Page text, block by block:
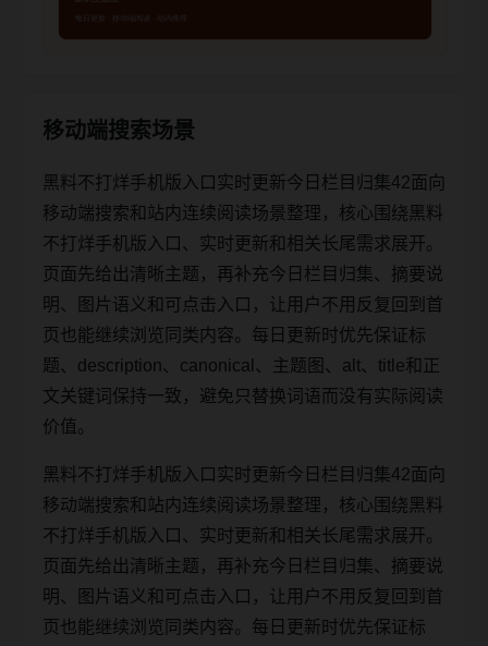
移动端搜索场景
黑料不打烊手机版入口实时更新今日栏目归集42面向
移动端搜索和站内连续阅读场景整理，核心围绕黑料
不打烊手机版入口、实时更新和相关长尾需求展开。
页面先给出清晰主题，再补充今日栏目归集、摘要说
明、图片语义和可点击入口，让用户不用反复回到首
页也能继续浏览同类内容。每日更新时优先保证标
题、description、canonical、主题图、alt、title和正
文关键词保持一致，避免只替换词语而没有实际阅读
价值。
黑料不打烊手机版入口实时更新今日栏目归集42面向
移动端搜索和站内连续阅读场景整理，核心围绕黑料
不打烊手机版入口、实时更新和相关长尾需求展开。
页面先给出清晰主题，再补充今日栏目归集、摘要说
明、图片语义和可点击入口，让用户不用反复回到首
页也能继续浏览同类内容。每日更新时优先保证标